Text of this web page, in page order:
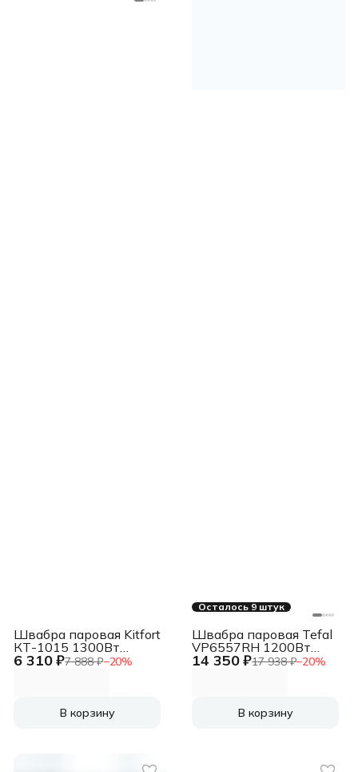
6 310 ₽7 888 ₽−20%
Швабра паровая Kitfort
КТ-1015 1300Вт
белый
В корзину
Осталось 9 штук
14 350 ₽17 938 ₽−20%
Швабра паровая Tefal
VP6557RH 1200Вт
белый
В корзину